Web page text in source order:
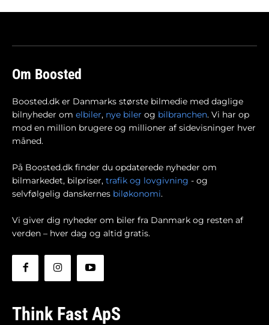
Om Boosted
Boosted.dk er Danmarks største bilmedie med daglige
bilnyheder om elbiler, nye biler og bilbranchen. Vi har op
mod en million brugere og millioner af sidevisninger hver
måned.
På Boosted.dk finder du opdaterede nyheder om
bilmarkedet, bilpriser, trafik og lovgivning - og
selvfølgelig danskernes biløkonomi.
Vi giver dig nyheder om biler fra Danmark og resten af
verden – hver dag og altid gratis.
Think Fast ApS